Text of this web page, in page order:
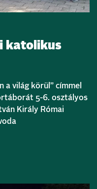
katolikus
a világ körül” címmel
5-6. osztályos
Király Római